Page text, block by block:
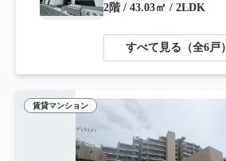
2階 / 43.03㎡ / 2LDK
すべて見る（全6戸）
賃貸マンション